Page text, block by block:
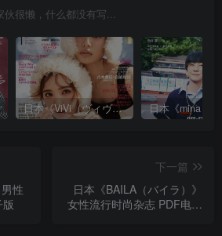
伙很懒，什么都没有写...
日本《ViVi（ヴィヴィ）》女性流行时尚杂志 PDF电子版【2024年·全年订阅】
性
下一篇
日本《BAILA（バイラ）》
女性流行时尚杂志 PDF电子